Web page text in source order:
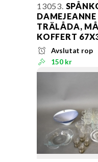
13053.
TRÄLÅDA,
KOFFERT
Avslutat rop
150 kr